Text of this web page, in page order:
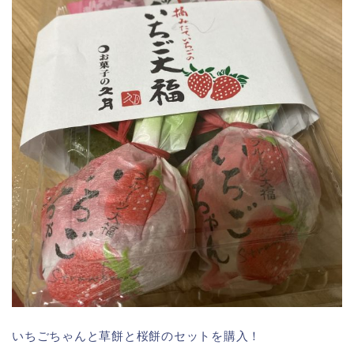
いちごちゃんと草餅と桜餅のセットを購入！